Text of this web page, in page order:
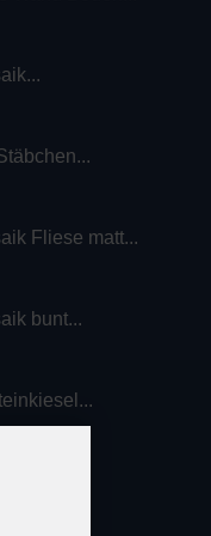
Fliese matt...
bunt...